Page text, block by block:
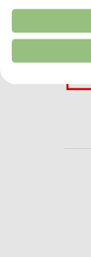
Erstellung
Erstellung